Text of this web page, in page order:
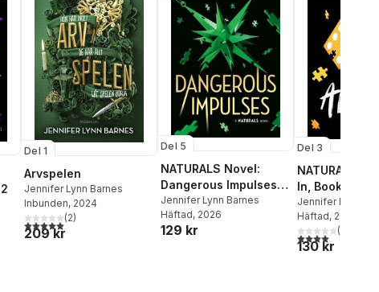
antal röster:
Del 1
Arvspelen
Jennifer Lynn Barnes
Inbunden, 2024
5,0utav 5 stjärnor. Totalt antal röster:
(2)
209 kr
Del 5
NATURALS Novel:
Dangerous Impulses,
Book 5
Jennifer Lynn Barnes
Häftad, 2026
129 kr
Del 3
NATURALS
In, Book 3
Jennifer Lynn
Häftad, 2024
4,0utav 5(
130 kr